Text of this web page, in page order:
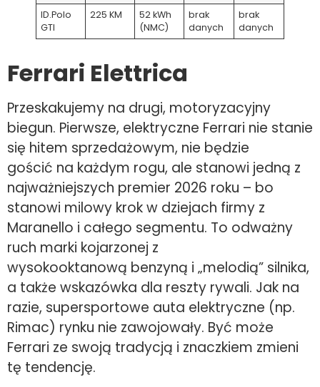
ID.Polo
GTI
225 KM
52 kWh
(NMC)
brak
danych
brak
danych
Ferrari Elettrica
Przeskakujemy na drugi, motoryzacyjny
biegun. Pierwsze, elektryczne Ferrari nie stanie
się hitem sprzedażowym, nie będzie
gościć na każdym rogu, ale stanowi jedną z
najważniejszych premier 2026 roku – bo
stanowi milowy krok w dziejach firmy z
Maranello i całego segmentu. To odważny
ruch marki kojarzonej z
wysokooktanową benzyną i „melodią” silnika,
a także wskazówka dla reszty rywali. Jak na
razie, supersportowe auta elektryczne (np.
Rimac) rynku nie zawojowały. Być może
Ferrari ze swoją tradycją i znaczkiem zmieni
tę tendencję.